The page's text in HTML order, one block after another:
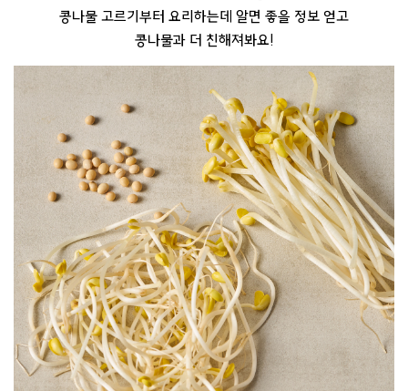
콩나물 고르기부터 요리하는데 알면 좋을 정보 얻고
콩나물과 더 친해져봐요!